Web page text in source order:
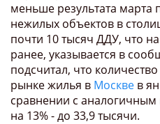
меньше результата марта
нежилых объектов в
почти 10 тысяч ДДУ, что
ранее, указывается в
подсчитал, что
рынке жилья в Москве в
сравнении с
на 13% - до 33,9 тысячи.